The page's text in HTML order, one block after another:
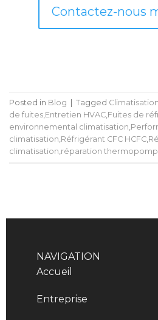
Contactez-nous
Posted in Blog Tagged
de fuites Entretien HVAC Fuites de
environnemental climatisation
climatisation Réfrigérant CFC HCFC
climatisation réparation
NAVIGATION
Accueil
Entreprise